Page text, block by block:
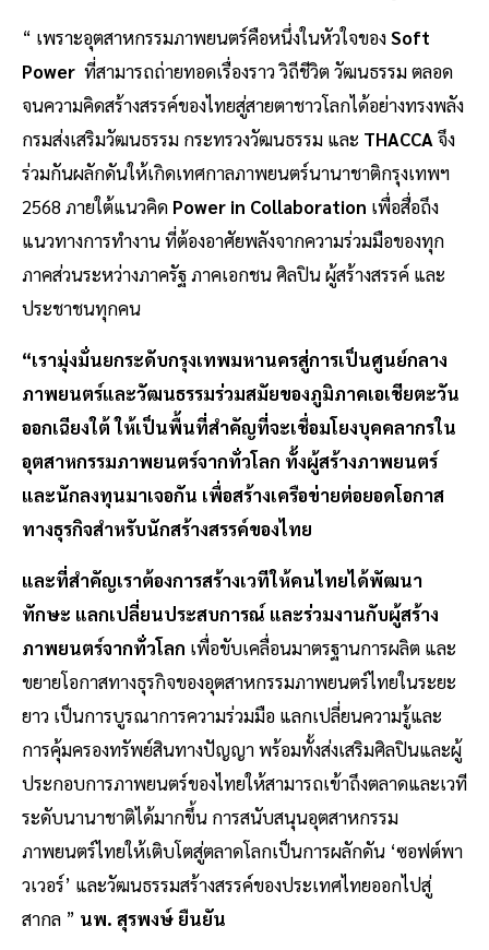
“ เพราะอุตสาหกรรมภาพยนตร์คือหนึ่งในหัวใจของSoft
Power ที่สามารถถ่ายทอดเรื่องราว วิถีชีวิต วัฒนธรรม ตลอด
จนความคิดสร้างสรรค์ของไทยสู่สายตาชาวโลกได้อย่างทรงพลัง
กรมส่งเสริมวัฒนธรรม กระทรวงวัฒนธรรม และ THACCA จึง
ร่วมกันผลักดันให้เกิดเทศกาลภาพยนตร์นานาชาติกรุงเทพฯ
2568 ภายใต้แนวคิด Power in Collaboration เพื่อสื่อถึง
แนวทางการทำงาน ที่ต้องอาศัยพลังจากความร่วมมือของทุก
ภาคส่วนระหว่างภาครัฐ ภาคเอกชน ศิลปิน ผู้สร้างสรรค์ และ
ประชาชนทุกคน
“เรามุ่งมั่นยกระดับกรุงเทพมหานครสู่การเป็นศูนย์กลาง
ภาพยนตร์และวัฒนธรรมร่วมสมัยของภูมิภาคเอเชียตะวัน
ออกเฉียงใต้ ให้เป็นพื้นที่สำคัญที่จะเชื่อมโยงบุคคลากรใน
อุตสาหกรรมภาพยนตร์จากทั่วโลก ทั้งผู้สร้างภาพยนตร์
และนักลงทุนมาเจอกัน เพื่อสร้างเครือข่ายต่อยอดโอกาส
ทางธุรกิจสำหรับนักสร้างสรรค์ของไทย
และที่สำคัญเราต้องการสร้างเวทีให้คนไทยได้พัฒนา
ทักษะ แลกเปลี่ยนประสบการณ์ และร่วมงานกับผู้สร้าง
ภาพยนตร์จากทั่วโลก เพื่อขับเคลื่อนมาตรฐานการผลิต และ
ขยายโอกาสทางธุรกิจของอุตสาหกรรมภาพยนตร์ไทยในระยะ
ยาว เป็นการบูรณาการความร่วมมือ แลกเปลี่ยนความรู้และ
การคุ้มครองทรัพย์สินทางปัญญา พร้อมทั้งส่งเสริมศิลปินและผู้
ประกอบการภาพยนตร์ของไทยให้สามารถเข้าถึงตลาดและเวที
ระดับนานาชาติได้มากขึ้น การสนับสนุนอุตสาหกรรม
ภาพยนตร์ไทยให้เติบโตสู่ตลาดโลกเป็นการผลักดัน ‘ซอฟต์พา
วเวอร์’ และวัฒนธรรมสร้างสรรค์ของประเทศไทยออกไปสู่
สากล ” นพ. สุรพงษ์ ยืนยัน